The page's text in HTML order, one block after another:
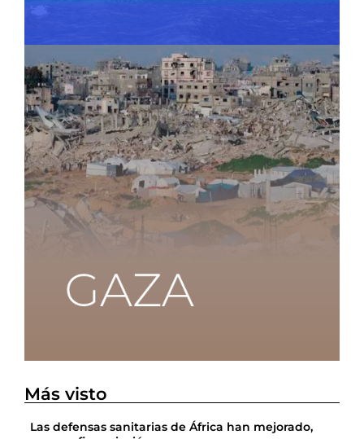
Más visto
Las defensas sanitarias de África han mejorado,